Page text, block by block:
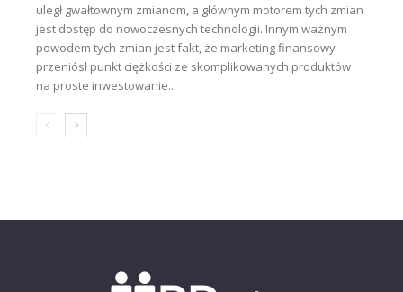
uległ gwałtownym zmianom, a głównym motorem tych zmian
jest dostęp do nowoczesnych technologii. Innym ważnym
powodem tych zmian jest fakt, że marketing finansowy
przeniósł punkt ciężkości ze skomplikowanych produktów
na proste inwestowanie...